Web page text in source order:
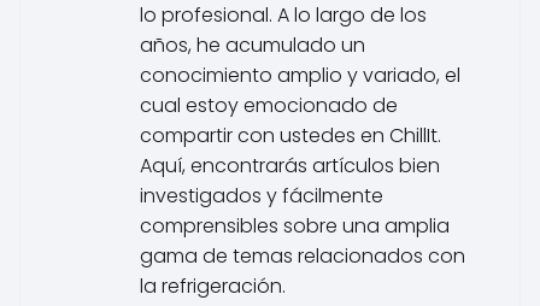
lo profesional. A lo largo de los
años, he acumulado un
conocimiento amplio y variado, el
cual estoy emocionado de
compartir con ustedes en ChillIt.
Aquí, encontrarás artículos bien
investigados y fácilmente
comprensibles sobre una amplia
gama de temas relacionados con
la refrigeración.